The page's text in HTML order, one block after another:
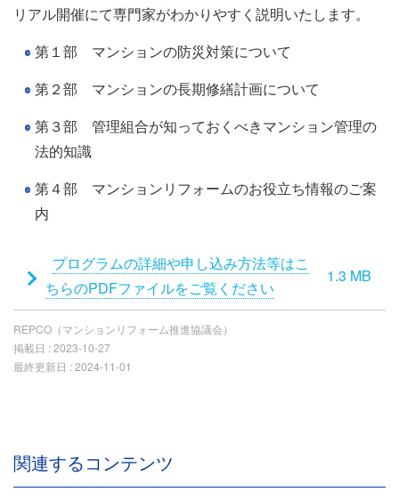
リアル開催にて専門家がわかりやすく説明いたします。
第１部 マンションの防災対策について
第２部 マンションの長期修繕計画について
第３部 管理組合が知っておくべきマンション管理の
法的知識
第４部 マンションリフォームのお役立ち情報のご案
内
フ
ァ
イ
プログラムの詳細や申し込み方法等はこ
ちらのPDFファイルをご覧ください
1.3 MB
REPCO（マンションリフォーム推進協議会）
掲載日 :2023-10-27
最終更新日 :2024-11-01
関連するコンテンツ